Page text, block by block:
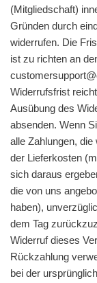
(Mitgliedschaft)
Gründen durch
widerrufen. Die
ist zu richten an
Widerrufsfrist
Ausübung des
absenden. Wenn
alle Zahlungen,
der Lieferkosten
sich daraus
die von uns
haben),
dem Tag
Widerruf dieses
Rückzahlung
bei der